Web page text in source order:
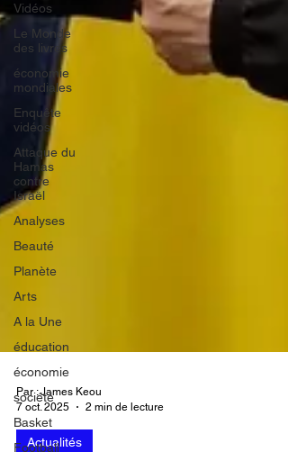
Vidéos
Le Monde
des livres
économie
mondiales
Enquête
vidéos
Attaque du
Hamas
contre
Israël
Analyses
Beauté
Planète
Arts
A la Une
éducation
économie
société
Basket
Football
Par : James Keou
7 oct. 2025